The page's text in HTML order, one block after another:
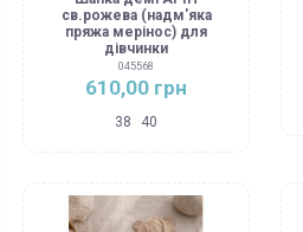
св.рожева (надм'яка
пряжа мерінос) для
дівчинки
045568
610,00 грн
38 40